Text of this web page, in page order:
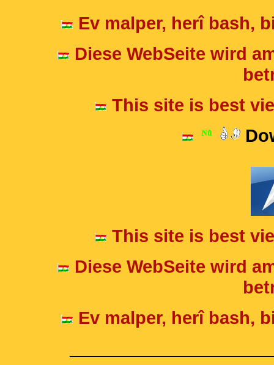
Ev malper, herî bash,
Diese WebSeite wird
This site is best
This site is best
Diese WebSeite wird
Ev malper, herî bash,